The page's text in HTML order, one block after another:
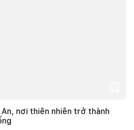
nơi thiên nhiên trở thành